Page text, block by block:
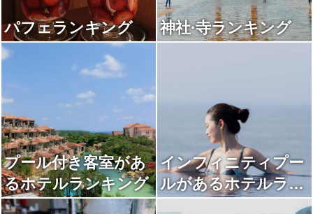
パフェランキング 神社·寺ランキング
プール付き客室があ
るホテルランキング
インフィニティプー
ルがあるホテルラン
キング